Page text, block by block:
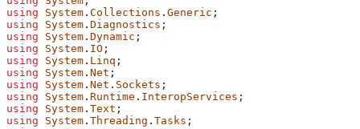
using System . Collections . Generic ;
using System . Diagnostics ;
using System . Dynamic ;
using System . IO ;
using System . Linq ;
using System . Net ;
using System . Net . Sockets ;
using System . Runtime . InteropServices ;
using System . Text ;
using System . Threading . Tasks ;